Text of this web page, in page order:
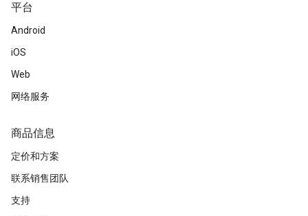
平台
Android
iOS
Web
网络服务
商品信息
定价和方案
联系销售团队
支持